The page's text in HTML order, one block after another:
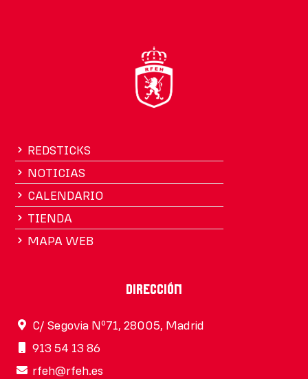
REDSTICKS
NOTICIAS
CALENDARIO
TIENDA
MAPA WEB
Dirección
C/ Segovia Nº71, 28005, Madrid
913 54 13 86
rfeh@rfeh.es